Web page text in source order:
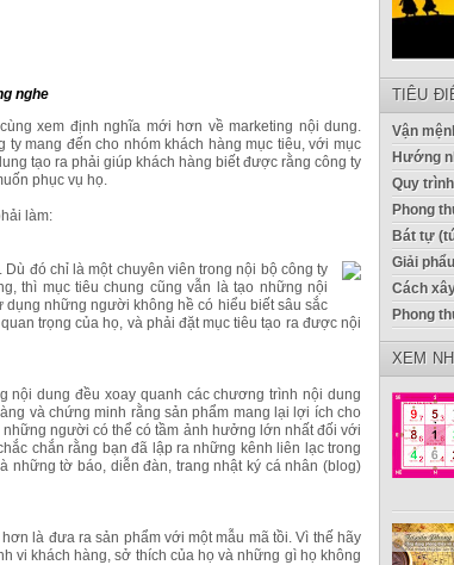
nghe
xem định nghĩa mới hơn về marketing nội dung.
mang đến cho nhóm khách hàng mục tiêu, với mục
tạo ra phải giúp khách hàng biết được rằng công ty
phục vụ họ.
làm:
đó chỉ là một chuyên viên trong nội bộ công ty
thì mục tiêu chung cũng vẫn là tạo những nội
những người không hề có hiểu biết sâu sắc
trọng của họ, và phải đặt mục tiêu tạo ra được nội
nội dung đều xoay quanh các chương trình nội dung
và chứng minh rằng sản phẩm mang lại lợi ích cho
người có thể có tầm ảnh hưởng lớn nhất đối với
chắn rằng bạn đã lập ra những kênh liên lạc trong
những tờ báo, diễn đàn, trang nhật ký cá nhân (blog)
là đưa ra sản phẩm với một mẫu mã tồi. Vì thế hãy
vi khách hàng, sở thích của họ và những gì họ không
TIÊU
Vận
Hướng
Quy
Phong
Bát tự
Giải
Cách
Phong
XEM